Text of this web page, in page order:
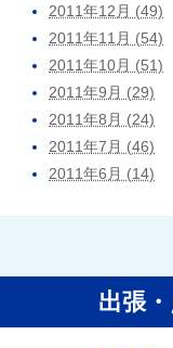
2011年12月 (49)
2011年11月 (54)
2011年10月 (51)
2011年9月 (29)
2011年8月 (24)
2011年7月 (46)
2011年6月 (14)
出張